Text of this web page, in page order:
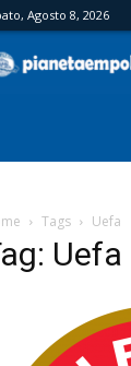
Agosto 8, 2026
Tags Uefa
Uefa